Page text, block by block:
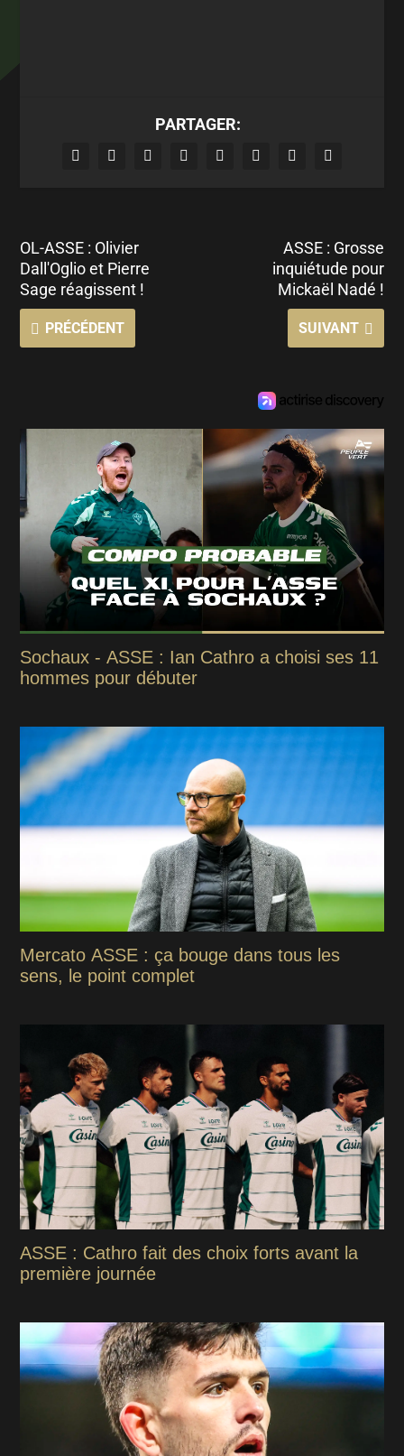
PARTAGER:
OL-ASSE : Olivier
Dall'Oglio et Pierre
Sage réagissent !
PRÉCÉDENT
ASSE : Grosse
inquiétude pour
Mickaël Nadé !
SUIVANT
Sochaux - ASSE : Ian Cathro a choisi ses 11
hommes pour débuter
Mercato ASSE : ça bouge dans tous les
sens, le point complet
ASSE : Cathro fait des choix forts avant la
première journée